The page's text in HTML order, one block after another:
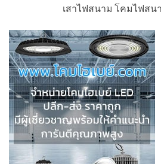
เสาไฟสนาม โคมไฟสน